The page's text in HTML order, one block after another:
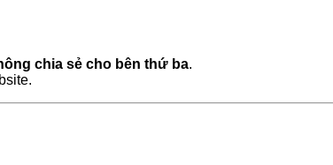
chia sẻ cho bên thứ ba.